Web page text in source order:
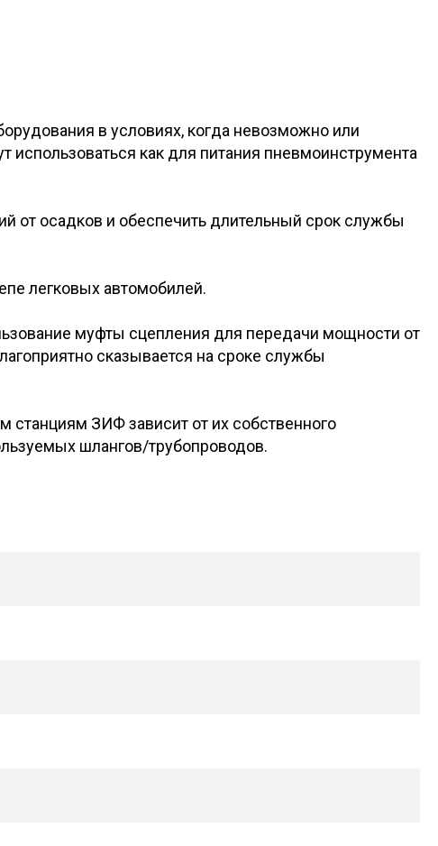
в условиях, когда невозможно или
как для питания пневмоинструмента
от осадков и обеспечить длительный срок службы
легковых автомобилей.
муфты сцепления для передачи мощности от
сказывается на сроке службы
ЗИФ зависит от их собственного
шлангов/трубопроводов.